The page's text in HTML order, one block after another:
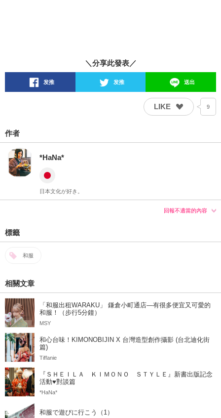
＼分享此發表／
发推 发推 送出
LIKE 9
作者
*HaNa*
日本文化が好き。
回報不適當的內容
標籤
和服
相關文章
「和服出租WARAKU」 鎌倉小町通店—有很多便宜又可愛的
和服！（步行5分鐘）
MSY
和心台味！KIMONOBIJIN X 台灣造型創作攝影 (台北迪化街
篇)
Tiffanie
『ＳＨＥＩＬＡ ＫＩＭＯＮＯ ＳＴＹＬＥ』新書出版記念
活動♥對談篇
*HaNa*
和服で遊びに行こう（1）